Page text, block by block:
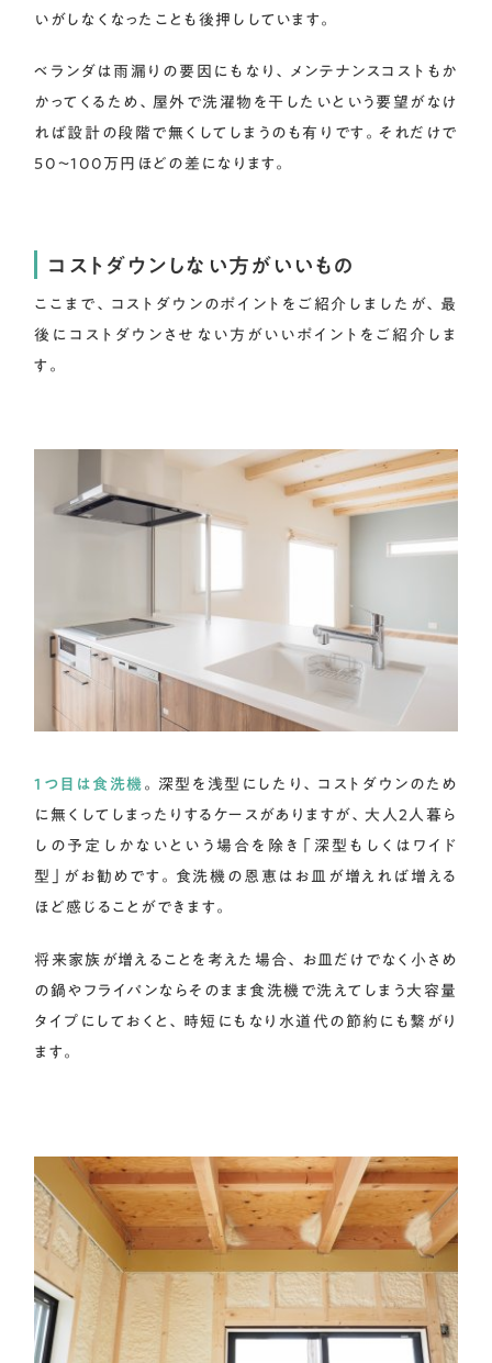
いがしなくなったことも後押ししています。
ベランダは雨漏りの要因にもなり、メンテナンスコストもか
かってくるため、屋外で洗濯物を干したいという要望がなけ
れば設計の段階で無くしてしまうのも有りです。それだけで
50〜100万円ほどの差になります。
コストダウンしない方がいいもの
ここまで、コストダウンのポイントをご紹介しましたが、最
後にコストダウンさせない方がいいポイントをご紹介しま
す。
1つ目は食洗機 。深型を浅型にしたり、コストダウンのため
に無くしてしまったりするケースがありますが、大人2人暮ら
しの予定しかないという場合を除き「深型もしくはワイド
型」がお勧めです。食洗機の恩恵はお皿が増えれば増える
ほど感じることができます。
将来家族が増えることを考えた場合、お皿だけでなく小さめ
の鍋やフライパンならそのまま食洗機で洗えてしまう大容量
タイプにしておくと、時短にもなり水道代の節約にも繋がり
ます。